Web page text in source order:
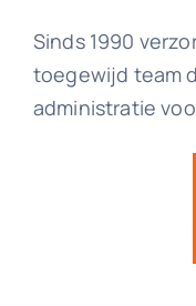
Sinds 1990
toegewijd team
administratie